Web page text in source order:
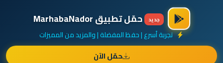
أضف نشاطك مجاناً
جديد حمّل تطبيق MarhabaNador
تجربة أسرع | حفظ المفضلة | والمزيد من المميزات
حمّل الآن